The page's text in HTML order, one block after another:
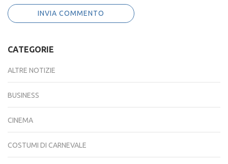
CATEGORIE
ALTRE NOTIZIE
BUSINESS
CINEMA
COSTUMI DI CARNEVALE